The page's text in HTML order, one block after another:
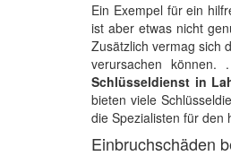
Ein Exempel für ein
ist aber etwas nicht
Zusätzlich vermag sich
verursachen
Schlüsseldienst in
bieten viele
die Spezialisten für den
Einbruchschäden